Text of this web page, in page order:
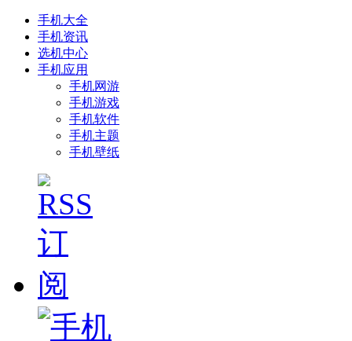
手机大全
手机资讯
选机中心
手机应用
手机网游
手机游戏
手机软件
手机主题
手机壁纸